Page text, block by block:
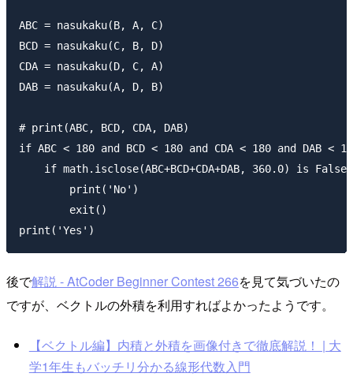
ABC = nasukaku(B, A, C)
BCD = nasukaku(C, B, D)
CDA = nasukaku(D, C, A)
DAB = nasukaku(A, D, B)
# print(ABC, BCD, CDA, DAB)
if ABC < 180 and BCD < 180 and CDA < 180 and DAB <
    if math.isclose(ABC+BCD+CDA+DAB, 360.0) is False:
        print('No')
        exit()
後で解説 - AtCoder Beginner Contest 266を見て気づいたの
ですが、ベクトルの外積を利用すればよかったようです。
【ベクトル編】内積と外積を画像付きで徹底解説！ | 大
学1年生もバッチリ分かる線形代数入門